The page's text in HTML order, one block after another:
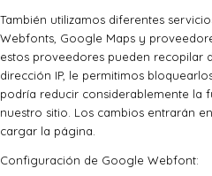
También utilizamos diferentes
Webfonts, Google Maps y
estos proveedores pueden recopilar
dirección IP, le permitimos
podría reducir considerablemente la
nuestro sitio. Los cambios entrarán
cargar la página.
Configuración de Google Webfont: